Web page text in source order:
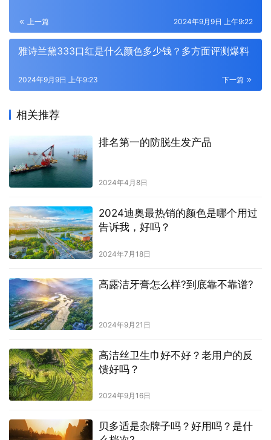
上一篇 2024年9月9日 上午9:22
雅诗兰黛333口红是什么颜色多少钱？多方面评测爆料
下一篇
2024年9月9日 上午9:23
相关推荐
排名第一的防脱生发产品
2024年4月8日
2024迪奥最热销的颜色是哪个用过
告诉我，好吗？
2024年7月18日
高露洁牙膏怎么样?到底靠不靠谱?
2024年9月21日
高洁丝卫生巾好不好？老用户的反
馈好吗？
2024年9月16日
贝多适是杂牌子吗？好用吗？是什